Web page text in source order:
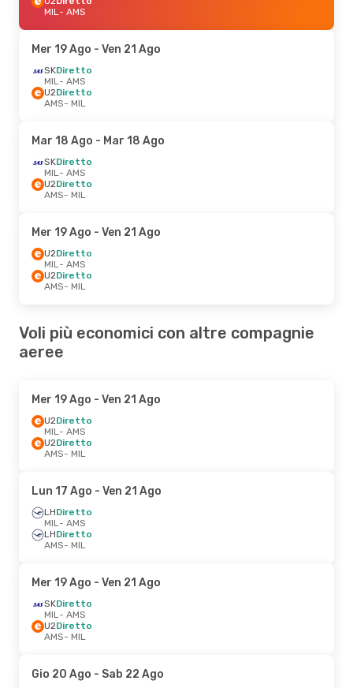
MIL- AMS
Mer 19 Ago - Ven 21 Ago
SKDiretto
MIL- AMS
U2Diretto
AMS- MIL
Mar 18 Ago - Mar 18 Ago
SKDiretto
MIL- AMS
U2Diretto
AMS- MIL
Mer 19 Ago - Ven 21 Ago
U2Diretto
MIL- AMS
U2Diretto
AMS- MIL
Voli più economici con altre compagnie
aeree
Mer 19 Ago - Ven 21 Ago
U2Diretto
MIL- AMS
U2Diretto
AMS- MIL
Lun 17 Ago - Ven 21 Ago
LHDiretto
MIL- AMS
LHDiretto
AMS- MIL
Mer 19 Ago - Ven 21 Ago
SKDiretto
MIL- AMS
U2Diretto
AMS- MIL
Gio 20 Ago - Sab 22 Ago